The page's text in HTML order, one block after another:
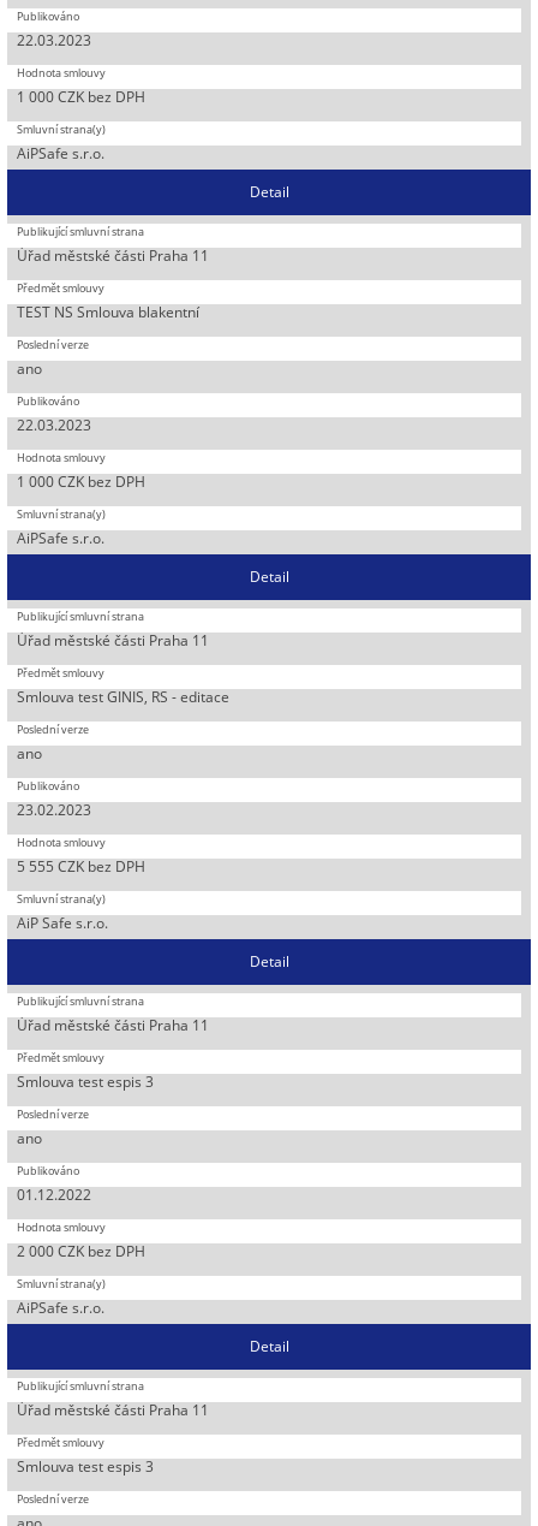
22.03.2023
1 000 CZK bez DPH
AiPSafe s.r.o.
Detail
Úřad městské části Praha 11
TEST NS Smlouva blakentní
ano
22.03.2023
1 000 CZK bez DPH
AiPSafe s.r.o.
Detail
Úřad městské části Praha 11
Smlouva test GINIS, RS - editace
ano
23.02.2023
5 555 CZK bez DPH
AiP Safe s.r.o.
Detail
Úřad městské části Praha 11
Smlouva test espis 3
ano
01.12.2022
2 000 CZK bez DPH
AiPSafe s.r.o.
Detail
Úřad městské části Praha 11
Smlouva test espis 3